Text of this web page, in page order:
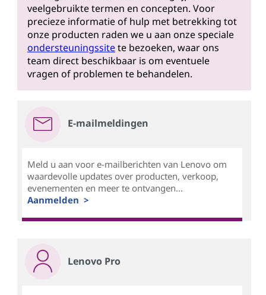
veelgebruikte termen en concepten. Voor
precieze informatie of hulp met betrekking tot
onze producten raden we u aan onze speciale
ondersteuningssitete bezoeken, waar ons
team direct beschikbaar is om eventuele
vragen of problemen te behandelen.
E-mailmeldingen
Meld u aan voor e-mailberichten van Lenovo om
waardevolle updates over producten, verkoop,
evenementen en meer te ontvangen...
Aanmelden >
Lenovo Pro